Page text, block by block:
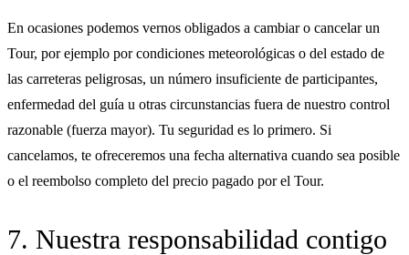
En ocasiones podemos vernos obligados a cambiar o cancelar un
Tour, por ejemplo por condiciones meteorológicas o del estado de
las carreteras peligrosas, un número insuficiente de participantes,
enfermedad del guía u otras circunstancias fuera de nuestro control
razonable (fuerza mayor). Tu seguridad es lo primero. Si
cancelamos, te ofreceremos una fecha alternativa cuando sea posible
o el reembolso completo del precio pagado por el Tour.
7. Nuestra responsabilidad contigo